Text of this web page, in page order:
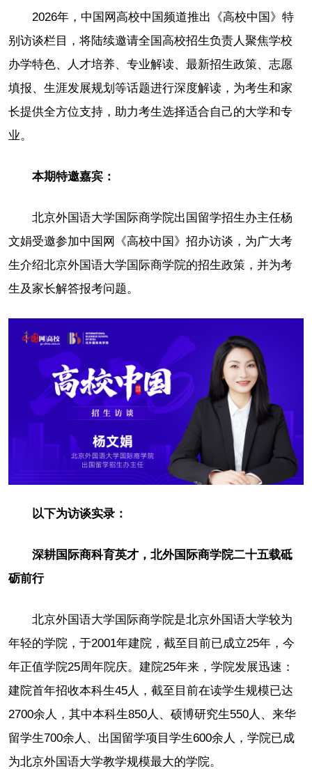
2026年，中国网高校中国频道推出《高校中国》特
别访谈栏目，将陆续邀请全国高校招生负责人聚焦学校
办学特色、人才培养、专业解读、最新招生政策、志愿
填报、生涯发展规划等话题进行深度解读，为考生和家
长提供全方位支持，助力考生选择适合自己的大学和专
业。
本期特邀嘉宾：
北京外国语大学国际商学院出国留学招生办主任杨
文娟受邀参加中国网《高校中国》招办访谈，为广大考
生介绍北京外国语大学国际商学院的招生政策，并为考
生及家长解答报考问题。
以下为访谈实录：
深耕国际商科育英才，北外国际商学院二十五载砥
砺前行
北京外国语大学国际商学院是北京外国语大学较为
年轻的学院，于2001年建院，截至目前已成立25年，今
年正值学院25周年院庆。建院25年来，学院发展迅速：
建院首年招收本科生45人，截至目前在读学生规模已达
2700余人，其中本科生850人、硕博研究生550人、来华
留学生700余人、出国留学项目学生600余人，学院已成
为北京外国语大学教学规模最大的学院。